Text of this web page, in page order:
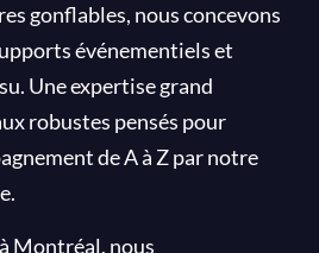
gonflables, nous concevons
événementiels et
Une expertise grand
robustes pensés pour
de A à Z par notre
Montréal, nous